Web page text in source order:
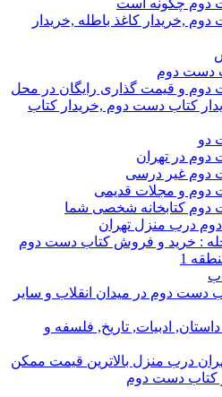
دوم چگونه است
,خریدار کاغذ باطله ,خریدار
دست دوم
دوم و قیمت گذاری رایگان در محل
کتاب دست دوم ,خریدار کتاب
دو
دوم در تهران
دوم غیر درسی
دوم و مجلات قدیمی
دوم کتابخانه شخصی شما
درب منزل تهران
: خرید و فروش کتاب دست دوم
1
دست دوم در میدان انقلاب و سایر
ادبیات, تاریخ, فلسفه و
درب منزل بالاترین قیمت ممکن
کتاب دست دوم